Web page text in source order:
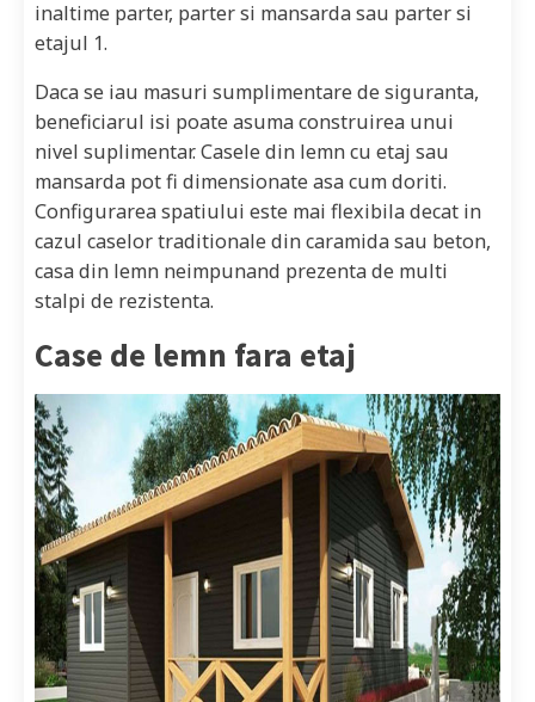
inaltime parter, parter si mansarda sau parter si
etajul 1.
Daca se iau masuri sumplimentare de siguranta,
beneficiarul isi poate asuma construirea unui
nivel suplimentar. Casele din lemn cu etaj sau
mansarda pot fi dimensionate asa cum doriti.
Configurarea spatiului este mai flexibila decat in
cazul caselor traditionale din caramida sau beton,
casa din lemn neimpunand prezenta de multi
stalpi de rezistenta.
Case de lemn fara etaj